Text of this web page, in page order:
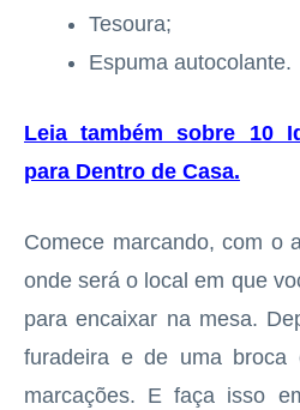
Tesoura;
Espuma autocolante.
Leia também sobre 10
para Dentro de Casa.
Comece marcando, com o
onde será o local em que
para encaixar na mesa.
furadeira e de uma broca
marcações. E faça isso